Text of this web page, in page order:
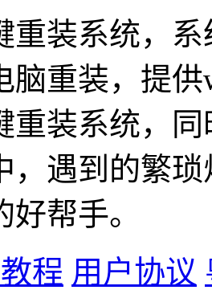
重装系统，
脑重装，提
重装系统，
，遇到的繁
帮手。
程 用户协议